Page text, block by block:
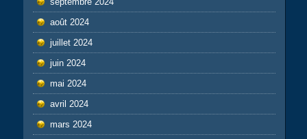
août 2024
juillet 2024
juin 2024
mai 2024
avril 2024
mars 2024